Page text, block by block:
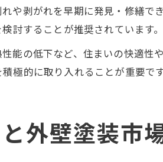
や剥がれを早期に発見・修繕
討することが推奨されています。
能の低下など、住まいの快適
極的に取り入れることが重要です
外壁塗装市